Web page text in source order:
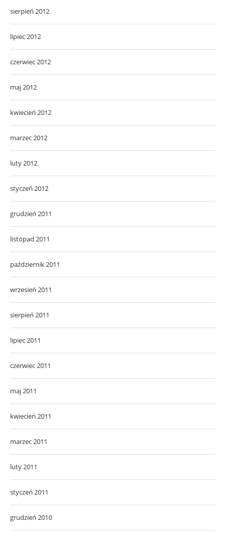
sierpień 2012
lipiec 2012
czerwiec 2012
maj 2012
kwiecień 2012
marzec 2012
luty 2012
styczeń 2012
grudzień 2011
listopad 2011
październik 2011
wrzesień 2011
sierpień 2011
lipiec 2011
czerwiec 2011
maj 2011
kwiecień 2011
marzec 2011
luty 2011
styczeń 2011
grudzień 2010